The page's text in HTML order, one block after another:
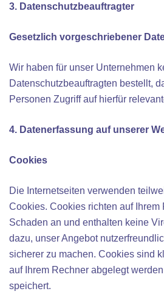
3. Datenschutzbeauftragter
Gesetzlich vorgeschriebener
Wir haben für unser Unternehmen
Datenschutzbeauftragten bestellt,
Personen Zugriff auf hierfür
4. Datenerfassung auf unserer
Cookies
Die Internetseiten verwenden
Cookies. Cookies richten auf Ihrem
Schaden an und enthalten keine
dazu, unser Angebot
sicherer zu machen. Cookies sind
auf Ihrem Rechner abgelegt
speichert.